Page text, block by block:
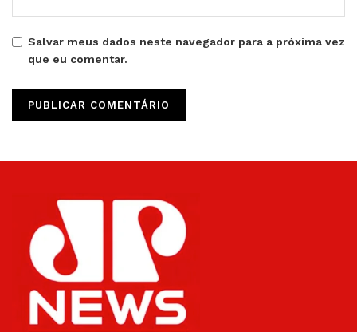
Salvar meus dados neste navegador para a próxima vez
que eu comentar.